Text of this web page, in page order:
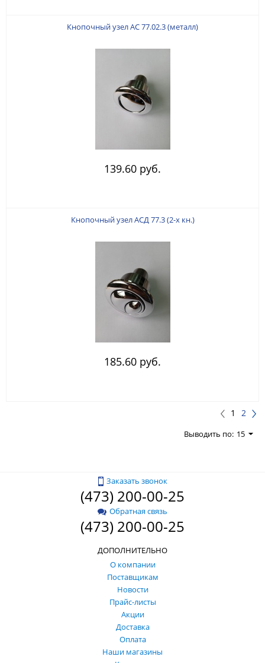
Кнопочный узел АС 77.02.3 (металл)
139.60 руб.
Кнопочный узел АСД 77.3 (2-х кн.)
185.60 руб.
1 2
Выводить по: 15
Заказать звонок
(473) 200-00-25
Обратная связь
(473) 200-00-25
ДОПОЛНИТЕЛЬНО
О компании
Поставщикам
Новости
Прайс-листы
Акции
Доставка
Оплата
Наши магазины